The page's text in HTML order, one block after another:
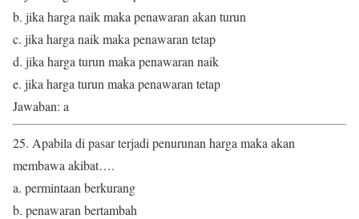
b. jika harga naik maka penawaran akan turun
c. jika harga naik maka penawaran tetap
d. jika harga turun maka penawaran naik
e. jika harga turun maka penawaran tetap
Jawaban: a
25. Apabila di pasar terjadi penurunan harga maka akan
membawa akibat….
a. permintaan berkurang
b. penawaran bertambah